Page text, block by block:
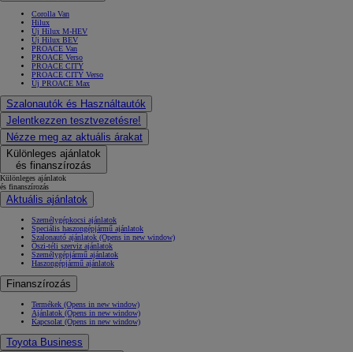
Corolla Van
Hilux
Új Hilux M-HEV
Új Hilux BEV
PROACE Van
PROACE Verso
PROACE CITY
PROACE CITY Verso
Új PROACE Max
Szalonautók és Használtautók
Jelentkezzen tesztvezetésre!
Nézze meg az aktuális árakat
Különleges ajánlatok
és finanszírozás
Különleges ajánlatok
és finanszírozás
Aktuális ajánlatok
Személygépkocsi ajánlatok
Speciális haszongépjármű ajánlatok
Szalonautó ajánlatok (Opens in new window)
Őszi-téli szerviz ajánlatok
Személygépjármű ajánlatok
Haszongépjármű ajánlatok
Finanszírozás
Termékek (Opens in new window)
Ajánlatok (Opens in new window)
Kapcsolat (Opens in new window)
Toyota Business